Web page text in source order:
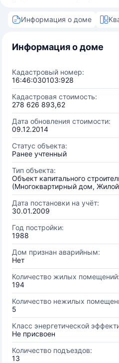
Информация о доме
Информация о доме
Кадастровый номер:
16:46:030103:928
Кадастровая стоимость:
278 626 893,62
Дата обновления стоимости:
09.12.2014
Статус объекта:
Ранее учтенный
Тип объекта:
Объект капитального
(Многоквартирный дом,
Дата постановки на учёт:
30.01.2009
Год постройки:
1988
Дом признан аварийным:
Нет
Количество жилых помещений:
194
Количество нежилых
5
Класс энергетической
Не присвоен
Количество подъездов:
13